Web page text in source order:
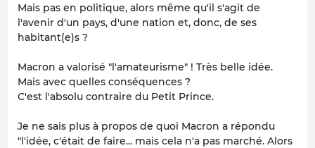
Mais pas en politique, alors même qu'il s'agit de
l'avenir d'un pays, d'une nation et, donc, de ses
habitant(e)s ?
Macron a valorisé "l'amateurisme" ! Très belle idée.
Mais avec quelles conséquences ?
C'est l'absolu contraire du Petit Prince.
Je ne sais plus à propos de quoi Macron a répondu
"l'idée, c'était de faire... mais cela n'a pas marché. Alors